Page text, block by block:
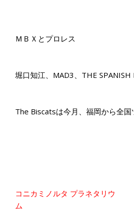
ＭＢＸとプロレス
堀口知江、MAD3、THE SPANISH
The Biscatsは今月、福岡から全国
投コニカミノルタ プラネタリウ
ム